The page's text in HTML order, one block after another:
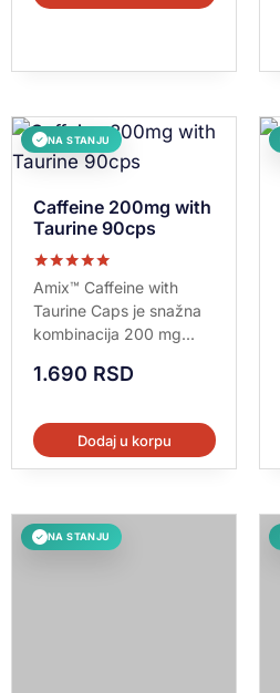
✓ NA STANJU
Caffeine 200mg with
Taurine 90cps
Ocenjeno sa
5.00
od 5
Amix™ Caffeine with
Taurine Caps je snažna
kombinacija 200 mg...
1.690 RSD
Dodaj u korpu
✓ NA STANJU